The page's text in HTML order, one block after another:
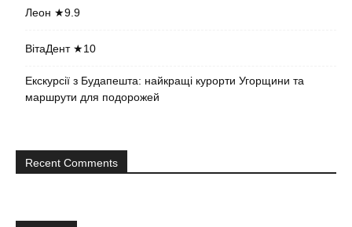
Леон ★9.9
ВітаДент ★10
Екскурсії з Будапешта: найкращі курорти Угорщини та
маршрути для подорожей
Recent Comments